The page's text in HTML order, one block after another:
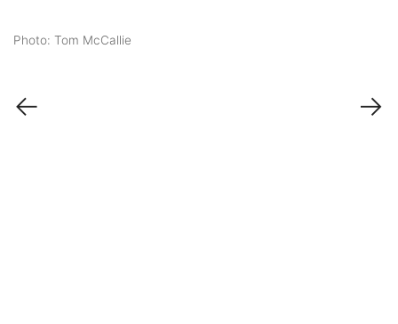
Photo: Tom McCallie
← →